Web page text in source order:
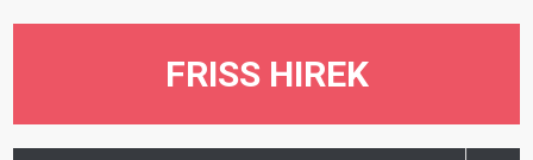
FRISS HIREK